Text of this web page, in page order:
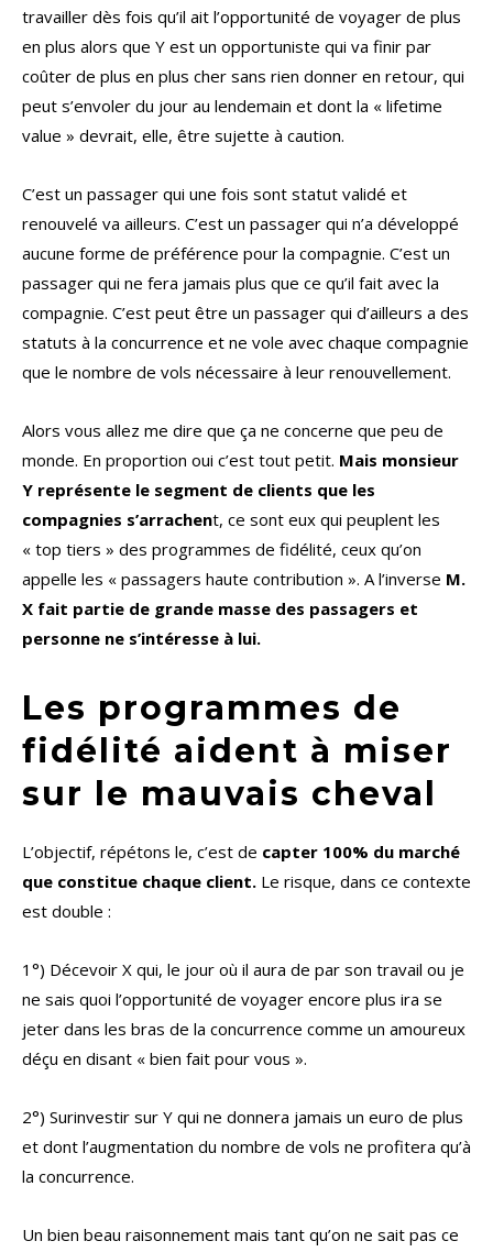
travailler dès fois qu’il ait l’opportunité de voyager de plus
en plus alors que Y est un opportuniste qui va finir par
coûter de plus en plus cher sans rien donner en retour, qui
peut s’envoler du jour au lendemain et dont la « lifetime
value » devrait, elle, être sujette à caution.
C’est un passager qui une fois sont statut validé et
renouvelé va ailleurs. C’est un passager qui n’a développé
aucune forme de préférence pour la compagnie. C’est un
passager qui ne fera jamais plus que ce qu’il fait avec la
compagnie. C’est peut être un passager qui d’ailleurs a des
statuts à la concurrence et ne vole avec chaque compagnie
que le nombre de vols nécessaire à leur renouvellement.
Alors vous allez me dire que ça ne concerne que peu de
monde. En proportion oui c’est tout petit. Mais monsieur
Y représente le segment de clients que les
compagnies s’arrachent, ce sont eux qui peuplent les
« top tiers » des programmes de fidélité, ceux qu’on
appelle les « passagers haute contribution ». A l’inverse M.
X fait partie de grande masse des passagers et
personne ne s’intéresse à lui.
Les programmes de
fidélité aident à miser
sur le mauvais cheval
L’objectif, répétons le, c’est de capter 100% du marché
que constitue chaque client. Le risque, dans ce contexte
est double :
1°) Décevoir X qui, le jour où il aura de par son travail ou je
ne sais quoi l’opportunité de voyager encore plus ira se
jeter dans les bras de la concurrence comme un amoureux
déçu en disant « bien fait pour vous ».
2°) Surinvestir sur Y qui ne donnera jamais un euro de plus
et dont l’augmentation du nombre de vols ne profitera qu’à
la concurrence.
Un bien beau raisonnement mais tant qu’on ne sait pas ce